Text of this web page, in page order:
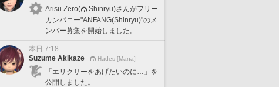
Arisu Zero(
Shinryu)さんがフリー
カンパニー"ANFANG(Shinryu)"のメ
ンバー募集を開始しました。
本日 7:18
Suzume Akikaze
Hades [Mana]
「エリクサーをあげたいのに…」を
公開しました。